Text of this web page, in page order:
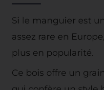
Si le manguier est
assez rare en
plus en popularité.
Ce bois offre un